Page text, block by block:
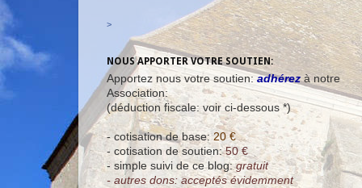
>
NOUS APPORTER VOTRE SOUTIEN:
Apportez nous votre soutien: adhérezà notre
Association:
(déduction fiscale: voir ci-dessous *)
- cotisation de base:20 €
- cotisation de soutien:50 €
- simple suivi de ce blog:gratuit
- autres dons: acceptés évidemment